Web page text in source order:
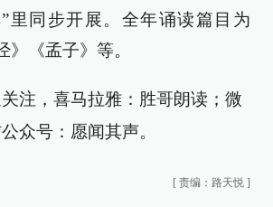
里同步开展。全年诵读篇目为
》《孟子》等。
注，喜马拉雅：胜哥朗读；微
众号： 愿闻其声。
[ 责编：路天悦 ]